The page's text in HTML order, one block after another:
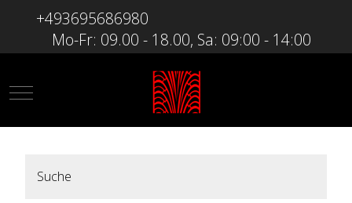
+493695686980
Mo-Fr: 09.00 - 18.00, Sa: 09:00 - 14:00
Mobile Menu Toggle
Suche